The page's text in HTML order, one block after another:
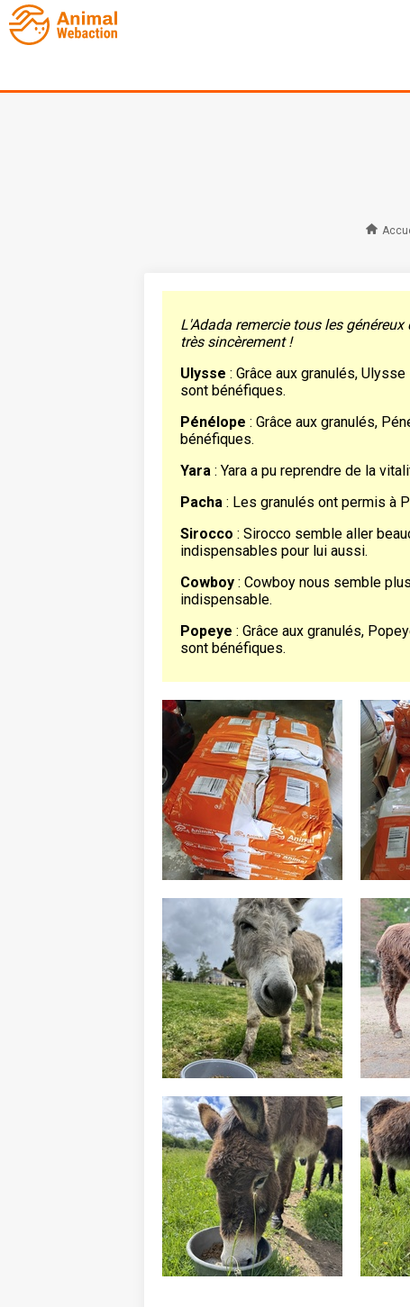
L'Adada remercie tous les
très sincèrement !
Ulysse : Grâce aux granulés,
sont bénéfiques.
Pénélope : Grâce aux granulés,
bénéfiques.
Yara : Yara a pu reprendre de la
Pacha : Les granulés ont permis à
Sirocco : Sirocco semble aller
indispensables pour lui aussi.
Cowboy : Cowboy nous semble
indispensable.
Popeye : Grâce aux granulés,
sont bénéfiques.